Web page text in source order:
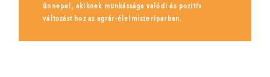
ünnepel, akiknek munkássága valódi és pozitív
változást hoz az agrár-élelmiszeriparban.